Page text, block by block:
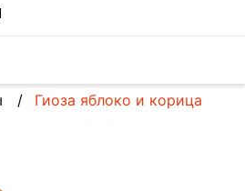
Гиоза яблоко и корица